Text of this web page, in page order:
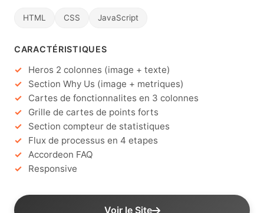
HTML CSS JavaScript
CARACTÉRISTIQUES
Heros 2 colonnes (image + texte)
Section Why Us (image + metriques)
Cartes de fonctionnalites en 3 colonnes
Grille de cartes de points forts
Section compteur de statistiques
Flux de processus en 4 etapes
Accordeon FAQ
Responsive
Voir le Site